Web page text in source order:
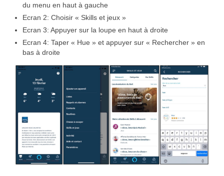
du menu en haut à gauche
Ecran 2: Choisir « Skills et jeux »
Ecran 3: Appuyer sur la loupe en haut à droite
Ecran 4: Taper « Hue » et appuyer sur « Rechercher » en
bas à droite